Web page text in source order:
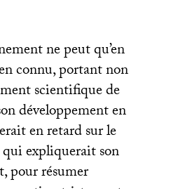
ne peut qu’en
connu, portant non
scientifique de
développement en
en retard sur le
expliquerait son
pour résumer